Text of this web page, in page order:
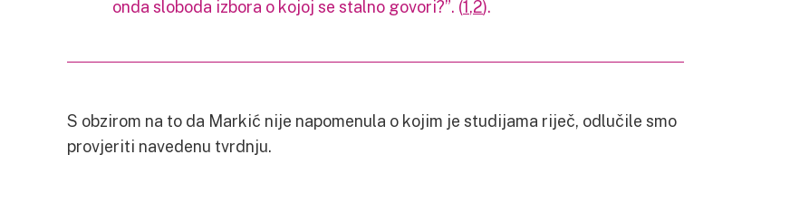
onda sloboda izbora o kojoj se stalno govori?”. (1,2).
S obzirom na to da Markić nije napomenula o kojim je studijama riječ, odlučile smo
provjeriti navedenu tvrdnju.